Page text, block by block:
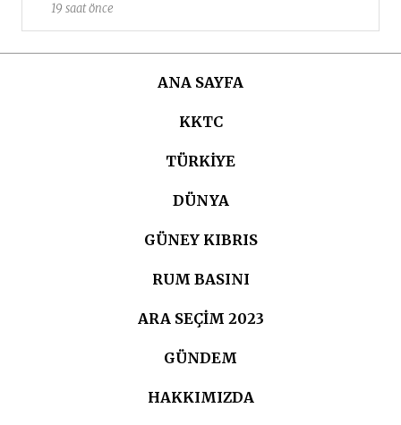
19 saat önce
ANA SAYFA
KKTC
TÜRKIYE
DÜNYA
GÜNEY KIBRIS
RUM BASINI
ARA SEÇIM 2023
GÜNDEM
HAKKIMIZDA